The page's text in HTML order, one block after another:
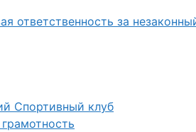
ответственность за
Спортивный клуб